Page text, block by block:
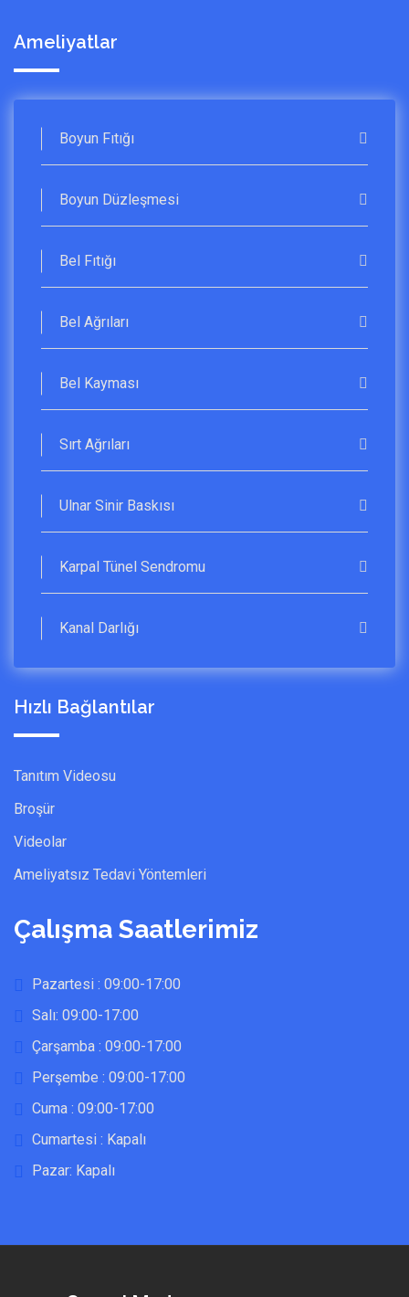
Ameliyatlar
Boyun Fıtığı
Boyun Düzleşmesi
Bel Fıtığı
Bel Ağrıları
Bel Kayması
Sırt Ağrıları
Ulnar Sinir Baskısı
Karpal Tünel Sendromu
Kanal Darlığı
Hızlı Bağlantılar
Tanıtım Videosu
Broşür
Videolar
Ameliyatsız Tedavi Yöntemleri
Çalışma Saatlerimiz
Pazartesi : 09:00-17:00
Salı: 09:00-17:00
Çarşamba : 09:00-17:00
Perşembe : 09:00-17:00
Cuma : 09:00-17:00
Cumartesi : Kapalı
Pazar: Kapalı